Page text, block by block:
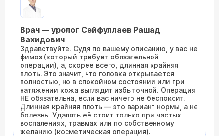
Врач — уролог Сейфуллаев Рашад
Вахидович
Здравствуйте. Судя по вашему описанию, у вас не
фимоз (который требует обязательной
операции), а, скорее всего, длинная крайняя
плоть. Это значит, что головка открывается
полностью, но в спокойном состоянии или при
натяжении кожа выглядит избыточной. Операция
НЕ обязательна, если вас ничего не беспокоит.
Длинная крайняя плоть — это вариант нормы, а не
болезнь. Удалять её стоит только при частых
воспалениях, травмах или по собственному
желанию (косметическая операция).